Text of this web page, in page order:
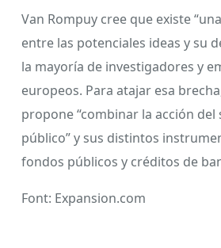
Van Rompuy cree que existe
entre las potenciales ideas y su
la mayoría de investigadores y
europeos. Para atajar esa
propone “combinar la acción
público” y sus distintos
fondos públicos y créditos de
Font: Expansion.com